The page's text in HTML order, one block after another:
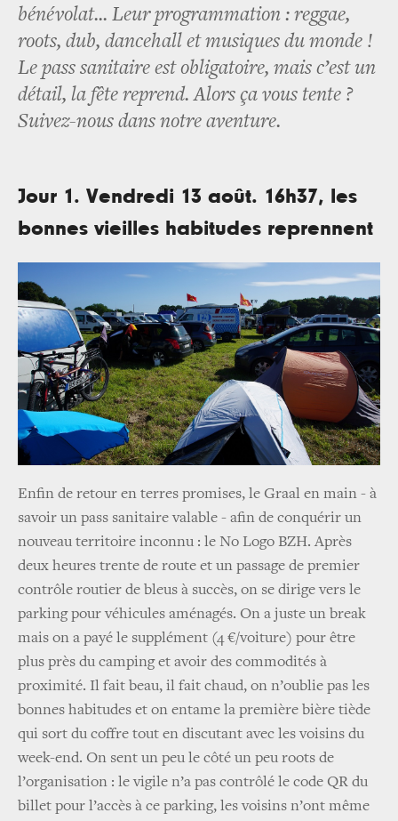
bénévolat... Leur programmation : reggae,
roots, dub, dancehall et musiques du monde !
Le pass sanitaire est obligatoire, mais c’est un
détail, la fête reprend. Alors ça vous tente ?
Suivez-nous dans notre aventure.
Jour 1. Vendredi 13 août. 16h37, les
bonnes vieilles habitudes reprennent
Enfin de retour en terres promises, le Graal en main - à
savoir un pass sanitaire valable - afin de conquérir un
nouveau territoire inconnu : le No Logo BZH. Après
deux heures trente de route et un passage de premier
contrôle routier de bleus à succès, on se dirige vers le
parking pour véhicules aménagés. On a juste un break
mais on a payé le supplément (4 €/voiture) pour être
plus près du camping et avoir des commodités à
proximité. Il fait beau, il fait chaud, on n’oublie pas les
bonnes habitudes et on entame la première bière tiède
qui sort du coffre tout en discutant avec les voisins du
week-end. On sent un peu le côté un peu roots de
l’organisation : le vigile n’a pas contrôlé le code QR du
billet pour l’accès à ce parking, les voisins n’ont même